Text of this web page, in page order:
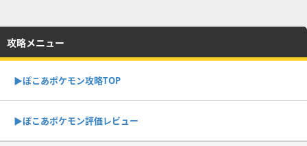
攻略メニュー
▶︎ぽこあポケモン攻略TOP
▶︎ぽこあポケモン評価レビュー